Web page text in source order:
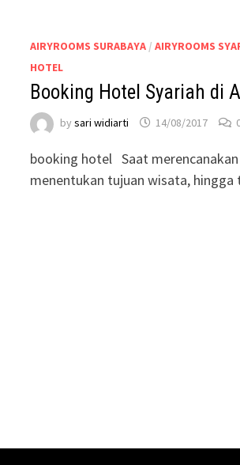
AIRYROOMS SURABAYA /AIRYROOMS
HOTEL
Booking Hotel Syariah di
bysari widiarti 14/08/2017
booking hotel Saat
menentukan tujuan wisata,